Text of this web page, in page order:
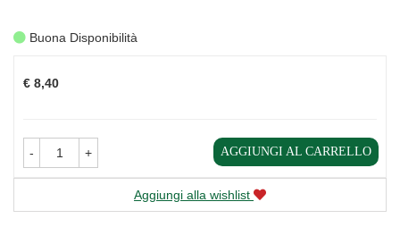
Buona Disponibilità
€ 8,40
- + AGGIUNGI AL CARRELLO
Aggiungi alla wishlist